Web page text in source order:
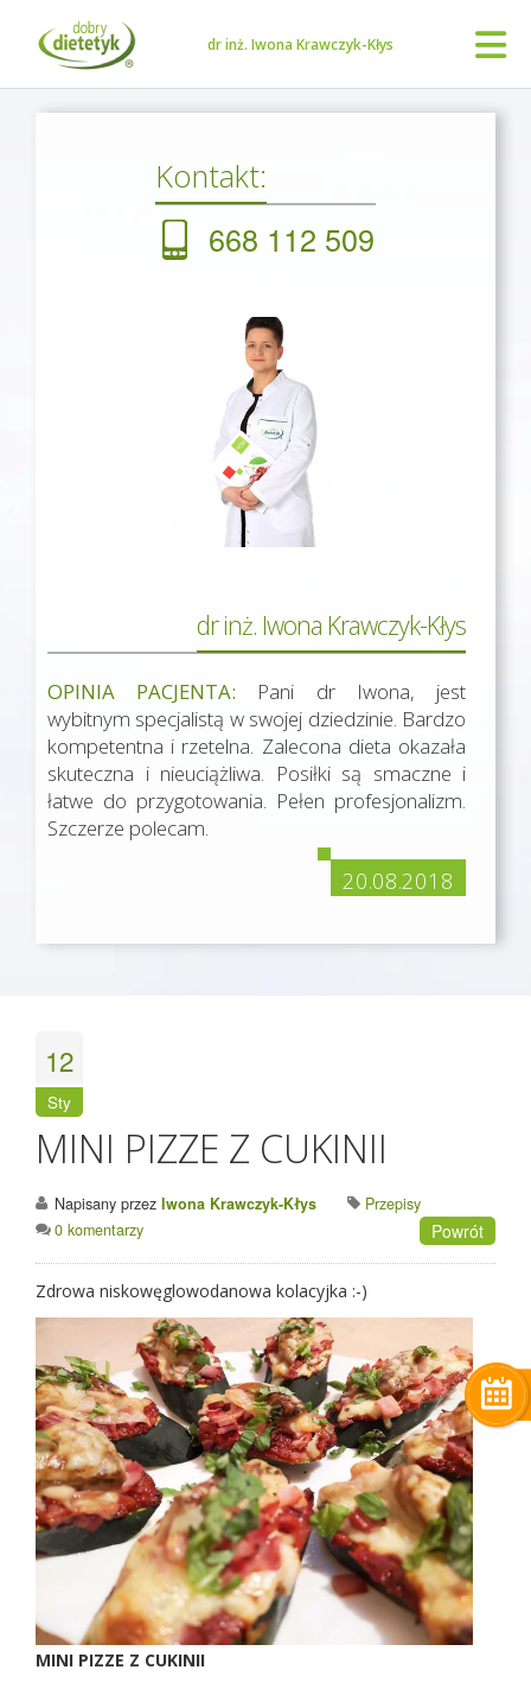
dr inż. Iwona Krawczyk-Kłys
Kontakt:
668 112 509
dr inż. Iwona Krawczyk-Kłys
OPINIA PACJENTA: Pani dr Iwona, jest
wybitnym specjalistą w swojej dziedzinie. Bardzo
kompetentna i rzetelna. Zalecona dieta okazała
skuteczna i nieuciążliwa. Posiłki są smaczne i
łatwe do przygotowania. Pełen profesjonalizm.
Szczerze polecam.
20.08.2018
12
Sty
MINI PIZZE Z CUKINII
Napisany przez Iwona Krawczyk-Kłys
Przepisy
0 komentarzy
Powrót
Zdrowa niskowęglowodanowa kolacyjka :-)
MINI PIZZE Z CUKINII